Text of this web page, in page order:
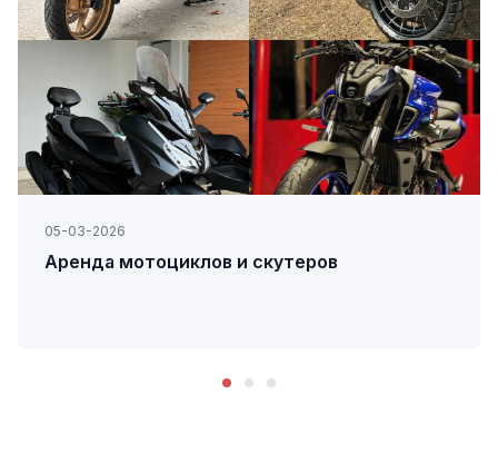
05-03-2026
Аренда мотоциклов и скутеров